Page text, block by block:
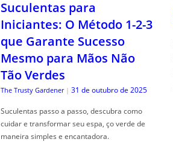
Suculentas para
Iniciantes: O Método 1-2-3
que Garante Sucesso
Mesmo para Mãos Não
Tão Verdes
The Trusty Gardener | 31 de outubro de 2025
Suculentas passo a passo, descubra como
cuidar e transformar seu espa, ço verde de
maneira simples e encantadora.